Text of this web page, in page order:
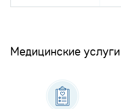
Медицинские услуги